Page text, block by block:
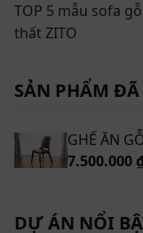
Ghế ăn gỗ óc chó
Thông tin chi
Tên sản phẩm:
TOP 5 mẫu sofa
thất ZITO
SẢN PHẨM ĐÃ
GHẾ ĂN
7.500.000
DỰ ÁN NỔI